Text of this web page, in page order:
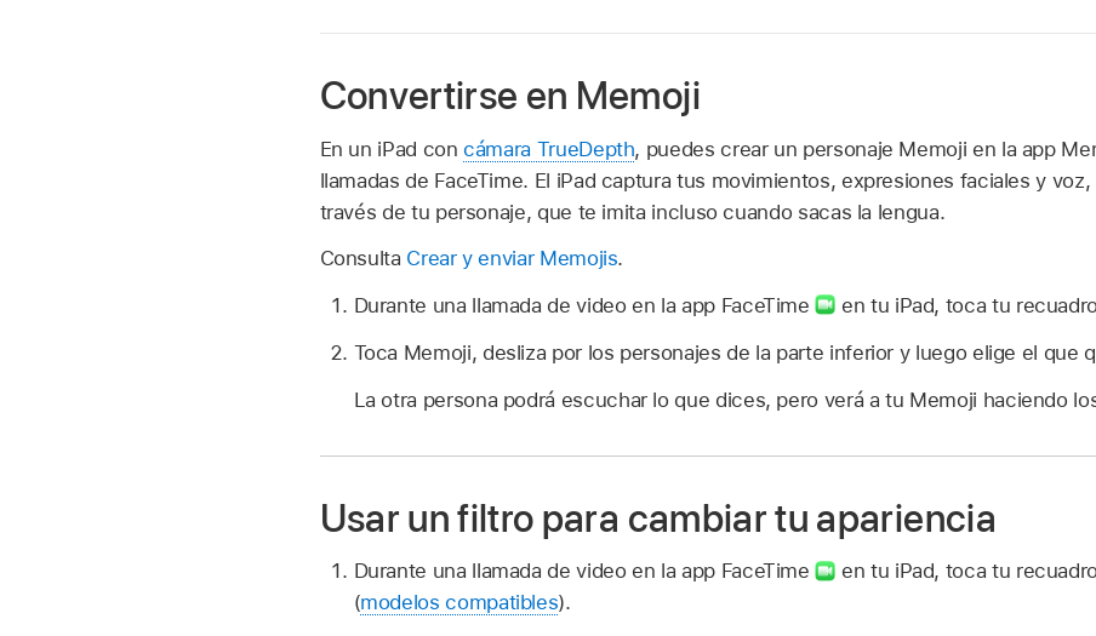
Convertirse en Memoji
En un iPad concámara TrueDepth, puedes crear un personaje Memoji en la app
llamadas de FaceTime. El iPad captura tus movimientos, expresiones faciales y
través de tu personaje, que te imita incluso cuando sacas la lengua.
Consulta Crear y enviar Memojis.
Durante una llamada de video en la app FaceTime
en tu iPad, toca tu
Toca Memoji, desliza por los personajes de la parte inferior y luego elige el que
La otra persona podrá escuchar lo que dices, pero verá a tu Memoji haciendo
Usar un filtro para cambiar tu apariencia
Durante una llamada de video en la app FaceTime
en tu iPad, toca tu
(modelos compatibles).